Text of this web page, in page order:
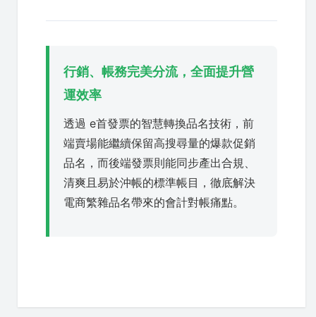
行銷、帳務完美分流，全面提升營
運效率
透過 e首發票的智慧轉換品名技術，前
端賣場能繼續保留高搜尋量的爆款促銷
品名，而後端發票則能同步產出合規、
清爽且易於沖帳的標準帳目，徹底解決
電商繁雜品名帶來的會計對帳痛點。